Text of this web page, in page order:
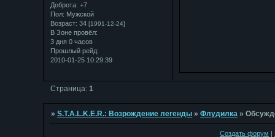
Доброта: +7
Пол: Мужской
Возраст: 34 [1991-12-24]
В Зоне провёл:
3 дня 0 часов
Прошлый рейд:
2010-01-25 10:29:39
Страница: 1
»S.T.A.L.K.E.R.: Возрождение легенды »Флудилка »
Создать форум |